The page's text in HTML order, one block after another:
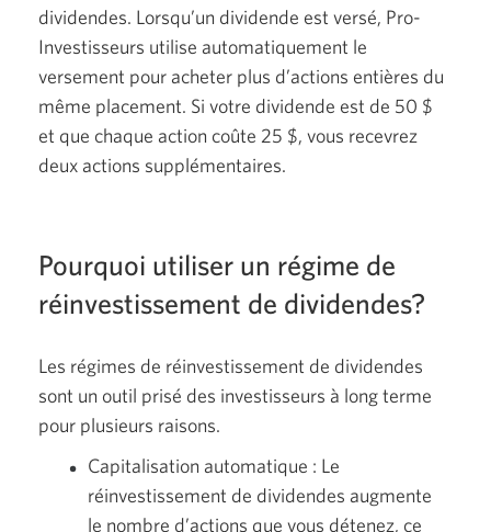
dividendes. Lorsqu’un dividende est versé, Pro-
Investisseurs utilise automatiquement le
versement pour acheter plus d’actions entières du
même placement. Si votre dividende est de 50 $
et que chaque action coûte 25 $, vous recevrez
deux actions supplémentaires.
Pourquoi utiliser un régime de
réinvestissement de dividendes?
Les régimes de réinvestissement de dividendes
sont un outil prisé des investisseurs à long terme
pour plusieurs raisons.
Capitalisation automatique : Le
réinvestissement de dividendes augmente
le nombre d’actions que vous détenez, ce